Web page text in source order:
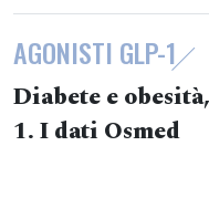
AGONISTI GLP-1
Diabete e
1. I dati Osmed